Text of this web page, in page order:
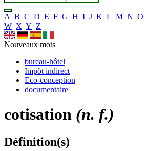
A B C D E F G H I J K L M N O
W X Y Z
Nouveaux mots
bureau-hôtel
Impôt indirect
Eco-conception
documentaire
cotisation (n. f.)
Définition(s)